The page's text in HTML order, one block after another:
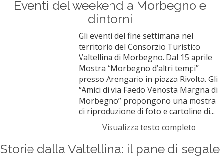
Eventi del weekend a Morbegno e
dintorni
Gli eventi del fine settimana nel
territorio del Consorzio Turistico
Valtellina di Morbegno. Dal 15 aprile
Mostra “Morbegno d’altri tempi”
presso Arengario in piazza Rivolta. Gli
“Amici di via Faedo Venosta Margna di
Morbegno” propongono una mostra
di riproduzione di foto e cartoline di...
Visualizza testo completo
Storie dalla Valtellina: il pane di segale